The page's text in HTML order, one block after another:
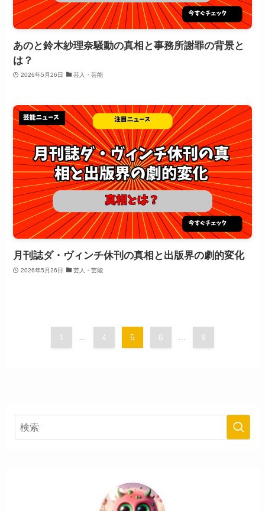
あのと鈴木紗理奈騒動の真相と事務所謝罪の背景と
は？
2026年5月26日 芸人・芸能
月刊誌ダ・ヴィンチ休刊の真相と出版界の劇的変化
2026年5月26日 芸人・芸能
1 ... 4 5 6 ... 9